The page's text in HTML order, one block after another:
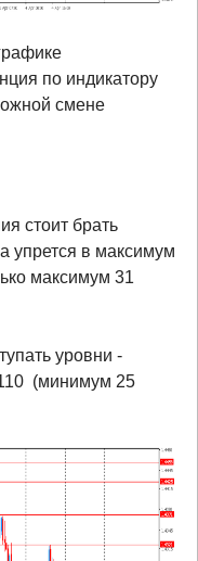
по индикатору
смене
стоит брать
упрется в максимум
максимум 31
уровни -
(минимум 25